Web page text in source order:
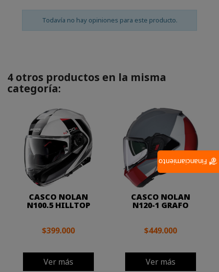
Todavía no hay opiniones para este producto.
4 otros productos en la misma
categoría:
CASCO NOLAN
N100.5 HILLTOP
$399.000
Ver más
CASCO NOLAN
N120-1 GRAFO
$449.000
Ver más
Financiamiento